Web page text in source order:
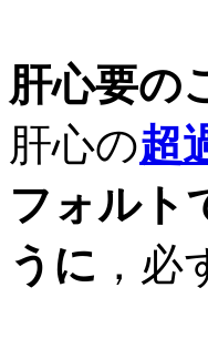
肝心要の
肝心の超
フォルト
うに ，